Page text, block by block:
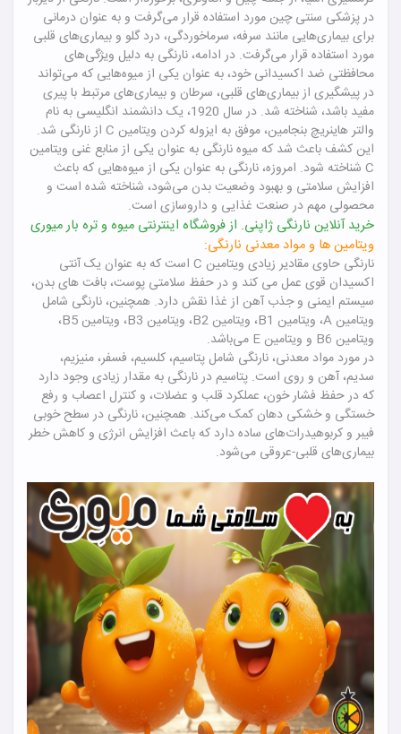
در پزشکی سنتی چین مورد استفاده قرار می‌گرفت و به عنوان درمانی
برای بیماری‌هایی مانند سرفه، سرماخوردگی، درد گلو و بیماری‌های قلبی
مورد استفاده قرار می‌گرفت. در ادامه، نارنگی به دلیل ویژگی‌های
محافظتی ضد اکسیدانی خود، به عنوان یکی از میوه‌هایی که می‌تواند
در پیشگیری از بیماری‌های قلبی، سرطان و بیماری‌های مرتبط با پیری
مفید باشد، شناخته شد.
در سال 1920، یک دانشمند انگلیسی به نام
والتر هاینریچ بنجامین، موفق به ایزوله کردن ویتامین C از نارنگی شد.
این کشف باعث شد که میوه نارنگی به عنوان یکی از منابع غنی ویتامین
C شناخته شود.
امروزه، نارنگی به عنوان یکی از میوه‌هایی که باعث
افزایش سلامتی و بهبود وضعیت بدن می‌شود، شناخته شده است و
محصولی مهم در صنعت غذایی و داروسازی است.
خرید آنلاین نارنگی ژاپنی. از فروشگاه اینترنتی میوه و تره بار میوری
ویتامین ها و مواد معدنی نارنگی:
نارنگی حاوی مقادیر زیادی ویتامین C است که به عنوان یک آنتی
اکسیدان قوی عمل می کند و در حفظ سلامتی پوست، بافت های بدن،
سیستم ایمنی و جذب آهن از غذا نقش دارد. همچنین، نارنگی شامل
ویتامین A، ویتامین B1، ویتامین B2، ویتامین B3، ویتامین B5،
ویتامین B6 و ویتامین E می‌باشد.
در مورد مواد معدنی، نارنگی شامل پتاسیم، کلسیم، فسفر، منیزیم،
سدیم، آهن و روی است. پتاسیم در نارنگی به مقدار زیادی وجود دارد
که در حفظ فشار خون، عملکرد قلب و عضلات، و کنترل اعصاب و رفع
خستگی و خشکی دهان کمک می‌کند. همچنین، نارنگی در سطح خوبی
فیبر و کربوهیدرات‌های ساده دارد که باعث افزایش انرژی و کاهش خطر
بیماری‌های قلبی-عروقی می‌شود.